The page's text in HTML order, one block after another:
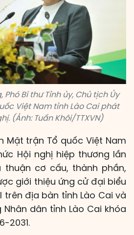
Phó Bí thư Tỉnh ủy, Chủ tịch Ủy
Việt Nam tỉnh Lào Cai phát
(Ảnh: Tuấn Khôi/TTXVN)
Mặt trận Tổ quốc Việt Nam
Hội nghị hiệp thương lần
cơ cấu, thành phần,
giới thiệu ứng cử đại biểu
trên địa bàn tỉnh Lào Cai và
dân tỉnh Lào Cai khóa
2031.